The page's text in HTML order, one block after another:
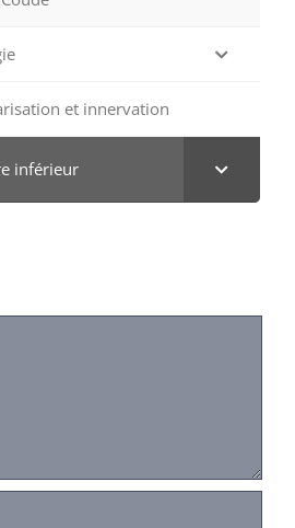
et innervation
inférieur